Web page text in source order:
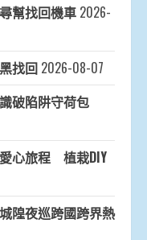
幫找回機車 2026-
找回 2026-08-07
破陷阱守荷包
心旅程 植栽DIY
隍夜巡跨國跨界熱